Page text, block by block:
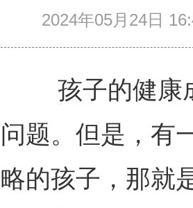
2024年05月24日
孩子的健康成
问题。但是，有
略的孩子，那就